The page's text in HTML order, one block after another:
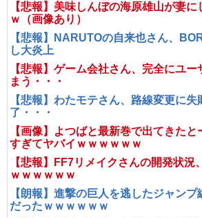
【悲報】美味しんぼの海原雄山が妻
ｗ（画像あり）
【悲報】NARUTOの自来也さん、
し大炎上
【悲報】ゲーム会社さん、完全にユ
まう・・・
【悲報】わたモテさん、路線変更に失
了・・・
【画像】よつばと最新巻で出てきた
すぎてヤバイｗｗｗｗｗｗ
【悲報】FF7リメイクさんの開発状況
ｗｗｗｗｗｗ
【朗報】進撃の巨人を逃したジャン
だったｗｗｗｗｗｗ